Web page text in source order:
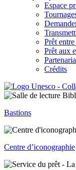
Espace
Prêt
Prêt aux
Crédits
Bastions
Centre d’iconographie